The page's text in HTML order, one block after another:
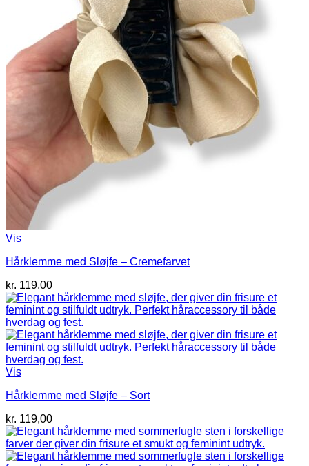
Vis
Hårklemme med Sløjfe – Cremefarvet
kr. 119,00
Vis
Hårklemme med Sløjfe – Sort
kr. 119,00